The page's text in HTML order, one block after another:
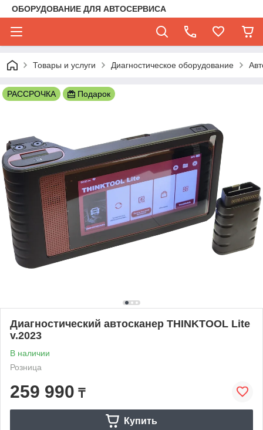
ОБОРУДОВАНИЕ ДЛЯ АВТОСЕРВИСА
Товары и услуги Диагностическое оборудование
РАССРОЧКА Подарок
Диагностический автосканер THINKTOOL Lite
v.2023
В наличии
Розница
259 990 ₸
Купить